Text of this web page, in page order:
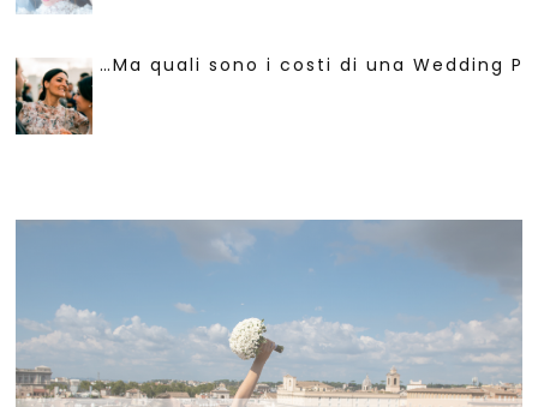
…Ma quali sono i costi di una Wedding